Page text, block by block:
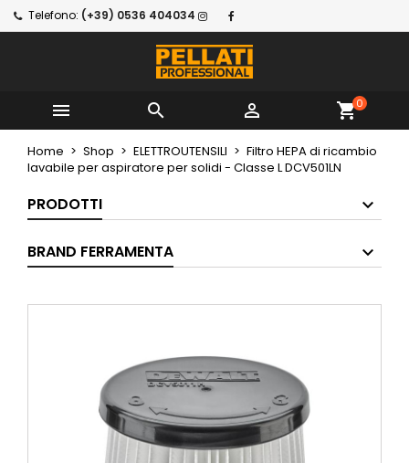
Telefono: (+39) 0536 404034
   shopping_cart0
Home Shop ELETTROUTENSILI
Filtro HEPA di ricambio
lavabile per aspiratore per solidi - Classe L DCV501LN
PRODOTTI
BRAND FERRAMENTA